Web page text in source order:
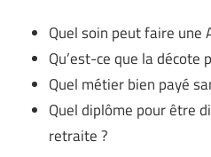
Quel soin peut faire une
Qu’est-ce que la décote
Quel métier bien payé
Quel diplôme pour être
retraite ?